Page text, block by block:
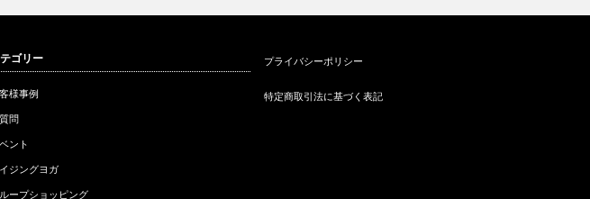
ルファッシ…
ISCA勉強会最高のリトリート
にするのに資…
ゴリー
様事例
問
ント
ジングヨガ
ープショッピング
プライバシーポリシー
特定商取引法に基づく表記